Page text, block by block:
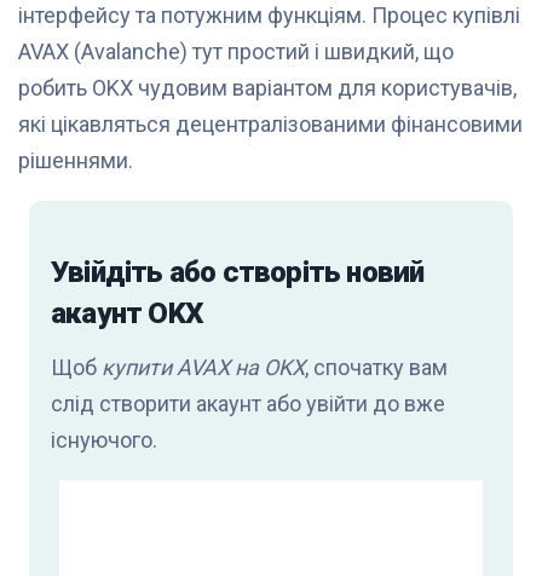
інтерфейсу та потужним функціям. Процес купівлі
AVAX (Avalanche) тут простий і швидкий, що
робить OKX чудовим варіантом для користувачів,
які цікавляться децентралізованими фінансовими
рішеннями.
Увійдіть або створіть новий
акаунт OKX
Щоб купити AVAX на OKX, спочатку вам
слід створити акаунт або увійти до вже
існуючого.